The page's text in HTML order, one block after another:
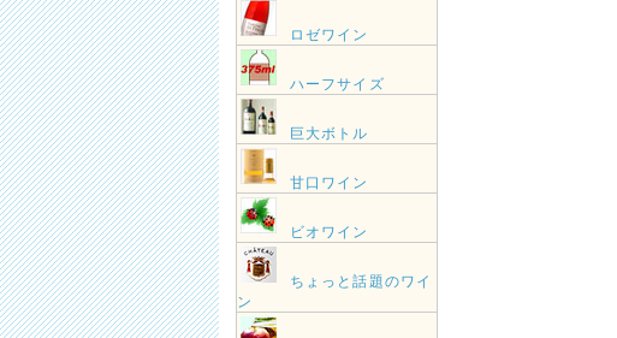
ロゼワイン
ハーフサイズ
巨大ボトル
甘口ワイン
ビオワイン
ちょっと話題のワイ
ン